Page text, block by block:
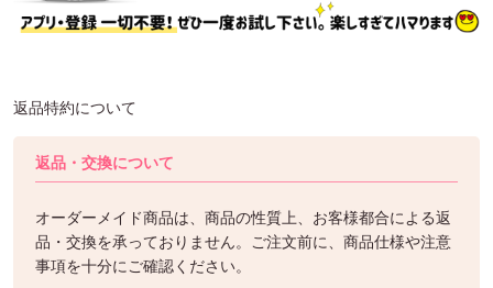
返品特約について
返品・交換について
オーダーメイド商品は、商品の性質上、お客様都合による返
品・交換を承っておりません。ご注文前に、商品仕様や注意
事項を十分にご確認ください。